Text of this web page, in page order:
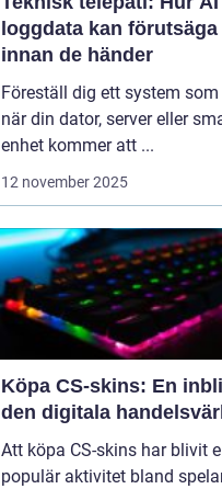
loggdata kan
innan de händer
Föreställ dig ett system som
när din dator, server eller
enhet kommer att ...
12 november 2025
Köpa CS-skins: En
den digitala
Att köpa CS-skins har blivit
populär aktivitet bland